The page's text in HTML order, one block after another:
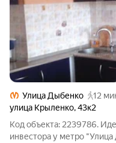
Улица Дыбенко
12
улица Крыленко,43к2
Код объекта: 2239786.
инвестора у метро